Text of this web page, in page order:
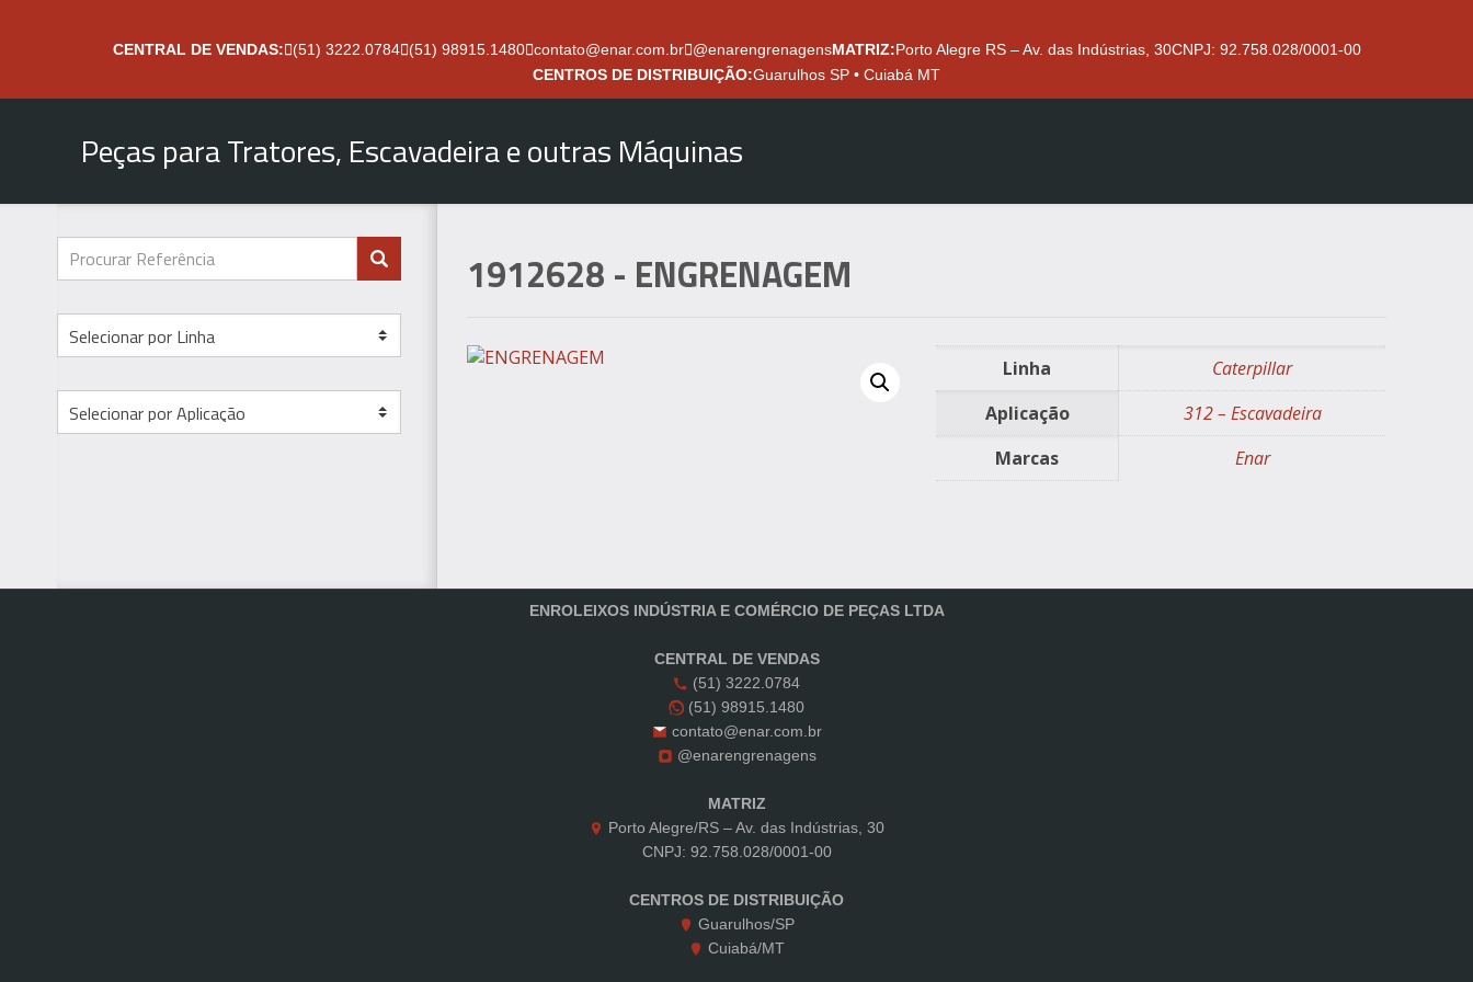
CENTRAL DE VENDAS: (51) 3222.0784 (51) 98915.1480 contato@enar.com.br @enarengrenagensMATRIZ:Porto Alegre RS – Av. das Indústrias, 30CNPJ: 92.758.028/0001-00
CENTROS DE DISTRIBUIÇÃO:Guarulhos SP • Cuiabá MT
Peças para Tratores, Escavadeira e outras Máquinas
1912628 - ENGRENAGEM
Linha
Caterpillar
Aplicação
312 – Escavadeira
Marcas
Enar
ENROLEIXOS INDÚSTRIA E COMÉRCIO DE PEÇAS LTDA
CENTRAL DE VENDAS
(51) 3222.0784
(51) 98915.1480
contato@enar.com.br
@enarengrenagens
MATRIZ
Porto Alegre/RS – Av. das Indústrias, 30
CNPJ: 92.758.028/0001-00
CENTROS DE DISTRIBUIÇÃO
Guarulhos/SP
Cuiabá/MT